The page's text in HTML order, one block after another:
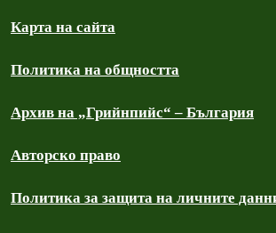
Карта на сайта
Политика на общността
Архив на „Грийнпийс“ – България
Авторско право
Политика за защита на личните